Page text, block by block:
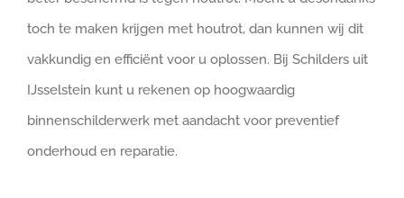
toch te maken krijgen met houtrot, dan kunnen wij dit
vakkundig en efficiënt voor u oplossen. Bij Schilders uit
IJsselstein kunt u rekenen op hoogwaardig
binnenschilderwerk met aandacht voor preventief
onderhoud en reparatie.